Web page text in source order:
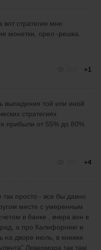
стратегия мне
монетки, орел -решка.
+1
выпадения той или иной
стратегиях
прибыли от 55% до 80%.
+4
так просто - все бы давно
месте с умеренным
в банке , вчера вон в
а про Калифорнию и
на дворе июль, в книжке
Левермора так там